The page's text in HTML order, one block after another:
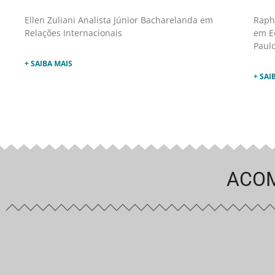
Ellen Zuliani Analista Júnior Bacharelanda em
Relações Internacionais
+ SAIBA MAIS
em
+